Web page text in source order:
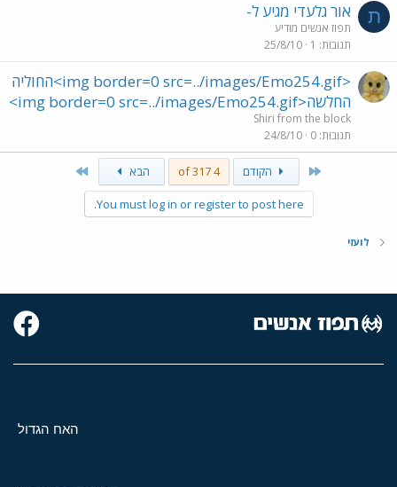
ת אור גלעדי מגיע ל-
תפוז אנשים מודיע
תגובות 1
25/8/10
<img border=0 src=../images/Emo254.gif>החוליה
החלשה<img border=0 src=../images/Emo254.gif>
Shiri from the block
תגובות 0
24/8/10
First הקודם 4 of 317 הבא
You must log in or register to post here.
לועזי
האח הגדול